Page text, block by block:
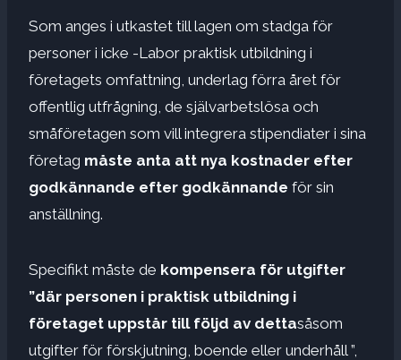
Som anges i utkastet till lagen om stadga för
personer i icke -Labor praktisk utbildning i
företagets omfattning, underlag förra året för
offentlig utfrågning, de självarbetslösa och
småföretagen som vill integrera stipendiater i sina
företag måste anta att nya kostnader efter
godkännande efter godkännande för sin
anställning.
Specifikt måste de kompensera för utgifter
”där personen i praktisk utbildning i
företaget uppstår till följd av dettasåsom
utgifter för förskjutning, boende eller underhåll ”,